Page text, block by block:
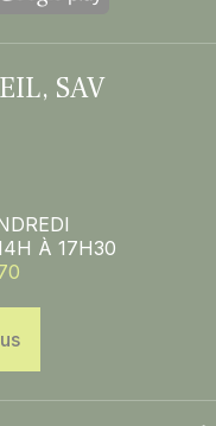
SAV
À 17H30